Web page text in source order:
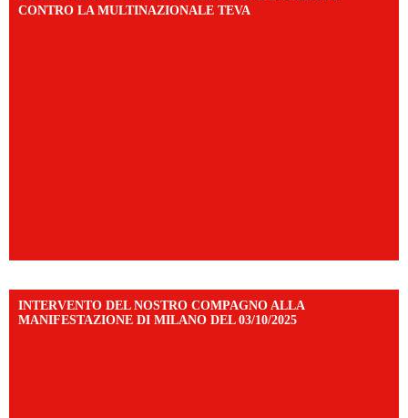
CONTRO LA MULTINAZIONALE TEVA
INTERVENTO DEL NOSTRO COMPAGNO ALLA
MANIFESTAZIONE DI MILANO DEL 03/10/2025